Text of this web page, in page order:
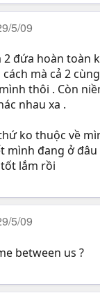
5/09
2 đứa hoàn toàn
mà cả 2
thôi . Còn
nhau xa .
ko thuộc về
mình đang ở
lắm rồi
5/09
between us ?